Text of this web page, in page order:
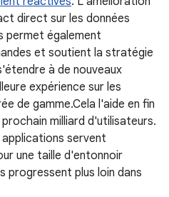
direct sur les données
permet également
et soutient la stratégie
à de nouveaux
expérience sur les
de gamme.Cela l'aide en fin
milliard d'utilisateurs.
servent
une taille d'entonnoir
progressent plus loin dans